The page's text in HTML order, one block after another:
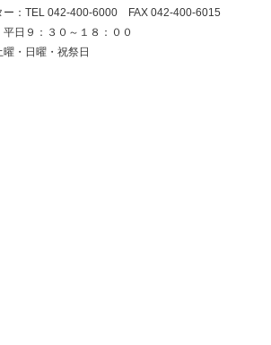
ー：TEL 042-400-6000 FAX 042-400-6015
日９：３０～１８：００
曜・日曜・祝祭日